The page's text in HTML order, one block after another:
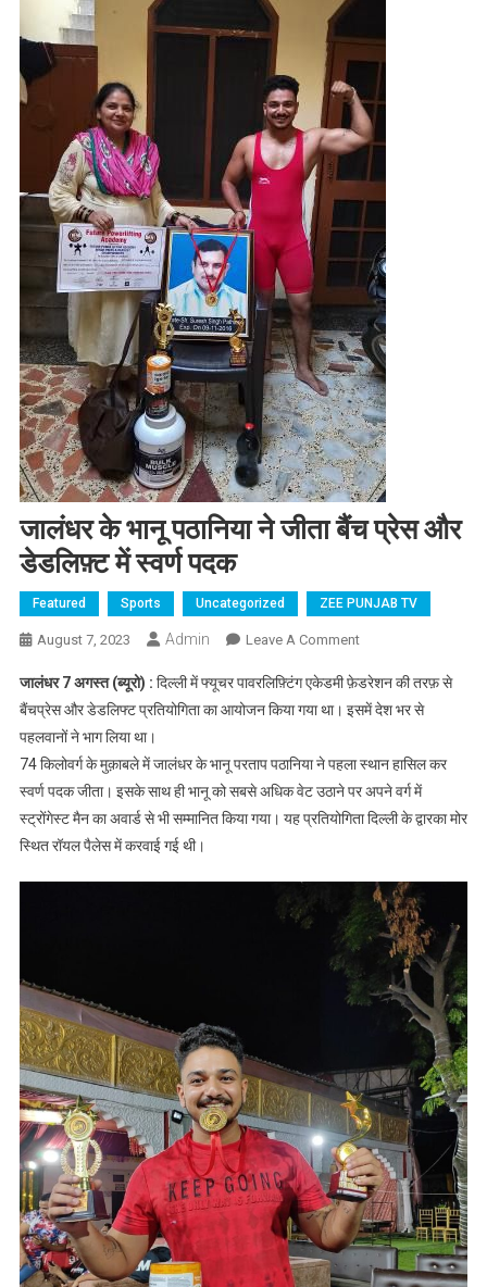
जालंधर के भानू पठानिया ने जीता बैंच प्रेस और
डेडलिफ़्ट में स्वर्ण पदक
Featured Sports Uncategorized ZEE PUNJAB TV
August 7, 2023 Admin Leave A CommentOn जालंधर के भानू
प्रेस और डेडलिफ़्ट में
स्वर्ण पदक
जालंधर 7 अगस्त (ब्यूरो) : दिल्ली में फ्यूचर पावरलिफ़्टिंग एकेडमी फ़ेडरेशन की तरफ़ से
बैंचप्रेस और डेडलिफ्ट प्रतियोगिता का आयोजन किया गया था। इसमें देश भर से
पहलवानों ने भाग लिया था।
74 किलोवर्ग के मुक़ाबले में जालंधर के भानू परताप पठानिया ने पहला स्थान हासिल कर
स्वर्ण पदक जीता। इसके साथ ही भानू को सबसे अधिक वेट उठाने पर अपने वर्ग में
स्ट्रोंगेस्ट मैन का अवार्ड से भी सम्मानित किया गया। यह प्रतियोगिता दिल्ली के द्वारका मोर
स्थित रॉयल पैलेस में करवाई गई थी।